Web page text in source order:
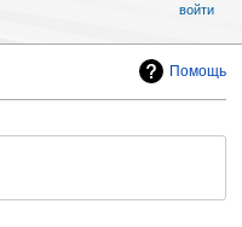
Помощь
войти